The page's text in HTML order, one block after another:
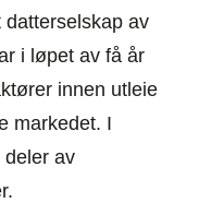
av
i løpet av få år
innen utleie
markedet. I
deler av